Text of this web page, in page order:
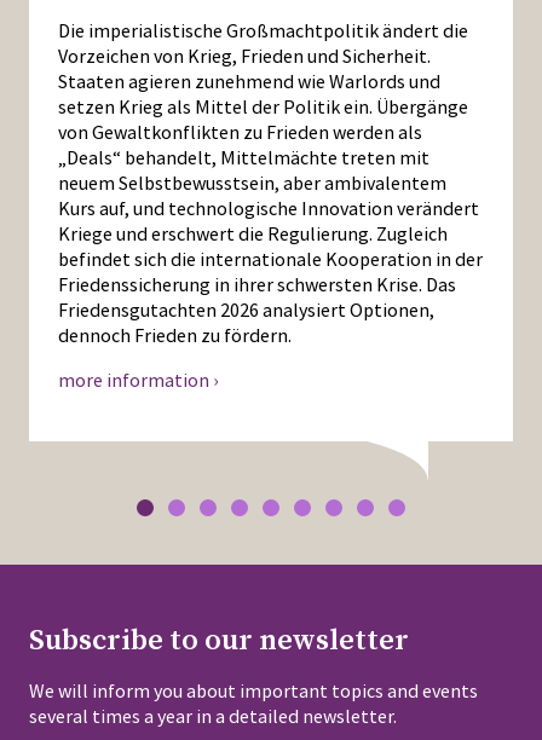
Die imperialistische Großmachtpolitik ändert die
Vorzeichen von Krieg, Frieden und Sicherheit.
Staaten agieren zunehmend wie Warlords und
setzen Krieg als Mittel der Politik ein. Übergänge
von Gewaltkonflikten zu Frieden werden als
„Deals“ behandelt, Mittelmächte treten mit
neuem Selbstbewusstsein, aber ambivalentem
Kurs auf, und technologische Innovation verändert
Kriege und erschwert die Regulierung. Zugleich
befindet sich die internationale Kooperation in der
Friedenssicherung in ihrer schwersten Krise. Das
Friedensgutachten 2026 analysiert Optionen,
dennoch Frieden zu fördern.
more information ›
Subscribe to our newsletter
We will inform you about important topics and events
several times a year in a detailed newsletter.